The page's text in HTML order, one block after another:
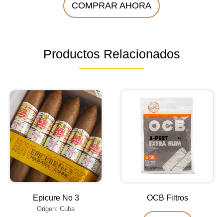
COMPRAR AHORA
Productos Relacionados
Epicure No 3
Origen: Cuba
OCB Filtros